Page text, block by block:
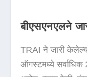
बीएसएनएलने
TRAI ने जारी
ऑगस्टमध्ये सर्वाधिक